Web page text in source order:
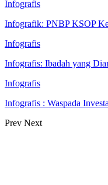
Infografis
Infografik: PNBP KSOP
Infografis
Infografis: Ibadah yang
Infografis
Infografis : Waspada
Prev Next